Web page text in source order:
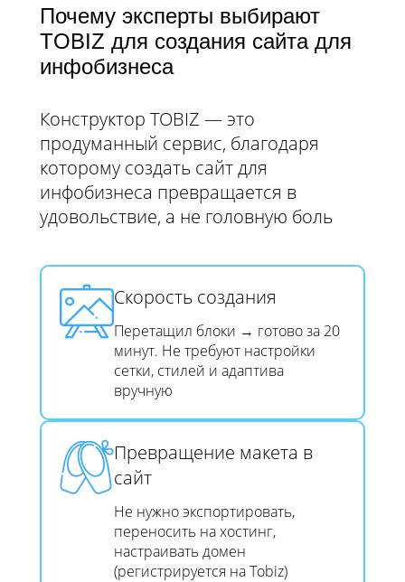
Почему эксперты выбирают
TOBIZ для создания сайта для
инфобизнеса
Конструктор TOBIZ — это
продуманный сервис, благодаря
которому создать сайт для
инфобизнеса превращается в
удовольствие, а не головную боль
Скорость создания​​​​​​​
Перетащил блоки → готово за 20
минут. Не требуют настройки
сетки, стилей и адаптива
вручную
Превращение макета в
сайт​​​​​​​
Не нужно экспортировать,
переносить на хостинг,
настраивать домен
(регистрируется на Tobiz)